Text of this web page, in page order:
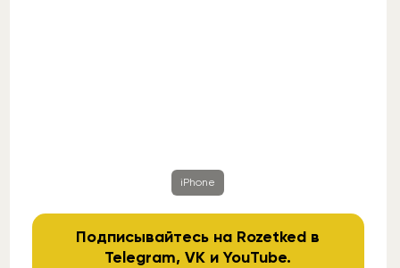
iPhone
Подписывайтесь на Rozetked в
Telegram,VK иYouTube.